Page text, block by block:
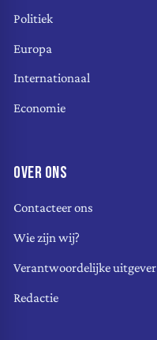
Politiek
Europa
Internationaal
Economie
OVER ONS
Contacteer ons
Wie zijn wij?
Verantwoordelijke uitgever
Redactie